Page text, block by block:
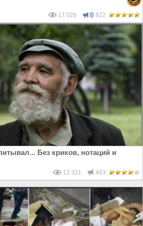
17 026 822
Без криков, нотаций и
12 321 463